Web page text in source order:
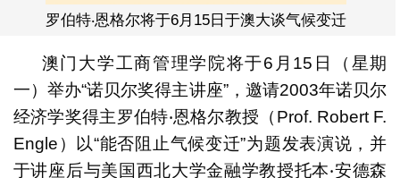
罗伯特‧恩格尔将于6月15日于澳大谈气候变迁
澳门大学工商管理学院将于6月15日（星期
一）举办“诺贝尔奖得主讲座”，邀请2003年诺贝尔
经济学奖得主罗伯特‧恩格尔教授（Prof. Robert F.
Engle）以“能否阻止气候变迁”为题发表演说，并
于讲座后与美国西北大学金融学教授托本‧安德森